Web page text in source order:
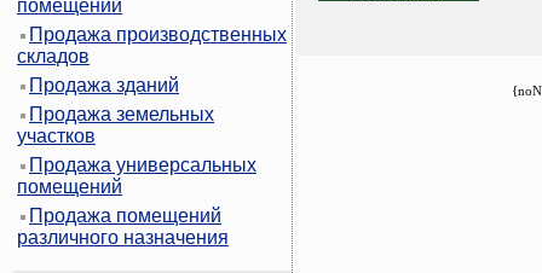
помещений
Продажа производственных
складов
Продажа зданий
Продажа земельных
участков
Продажа универсальных
помещений
Продажа помещений
различного назначения